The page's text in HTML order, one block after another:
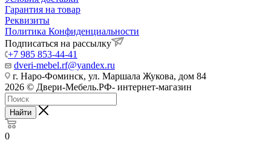
Гарантия на товар
Реквизиты
Политика Конфиденциальности
Подписаться на рассылку
+7 985 853-44-41
dveri-mebel.rf@yandex.ru
г. Наро-Фоминск, ул. Маршала Жукова, дом 84
2026 © Двери-Мебель.РФ- интернет-магазин
Найти
0